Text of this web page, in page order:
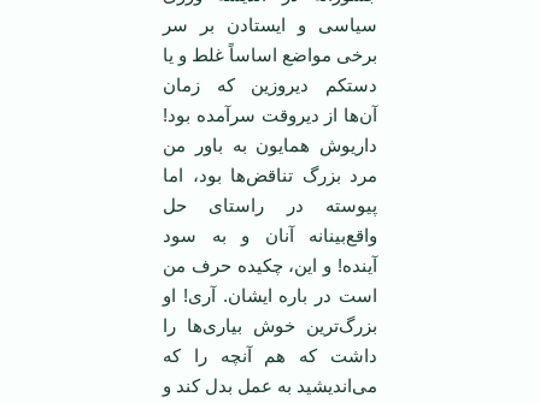
سیاسی و ایستادن بر سر
برخی مواضع اساساً غلط و یا
دستکم دیروزین که زمان
آن‌ها از دیروقت سرآمده بود!
داریوش همایون به باور من
مرد بزرگ تناقض‌ها بود، اما
پیوسته در راستای حل
واقع‌بینانه آنان و به سود
آینده! و این، چکیده حرف من
است در باره ایشان. آری! او
بزرگ‌ترین خوش بیاری‌ها را
داشت که هم آنچه را که
می‌اندیشید به عمل بدل کند و